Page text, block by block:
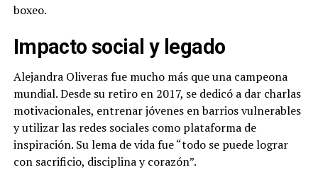
boxeo.
Impacto social y legado
Alejandra Oliveras fue mucho más que una campeona
mundial. Desde su retiro en 2017, se dedicó a dar charlas
motivacionales, entrenar jóvenes en barrios vulnerables
y utilizar las redes sociales como plataforma de
inspiración. Su lema de vida fue “todo se puede lograr
con sacrificio, disciplina y corazón”.